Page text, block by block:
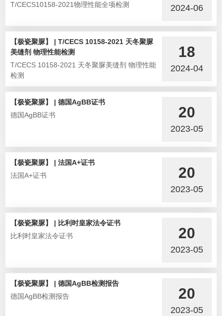
T/CECS10158-2021物理性能全项检测
2024-06
【极瓷聚脲】 | T/CECS 10158-2021 天冬聚脲
美缝剂 物理性能检测
T/CECS 10158-2021 天冬聚脲美缝剂 物理性能
检测
18
2024-04
【极瓷聚脲】 | 德国AgBB证书
德国AgBB证书
20
2023-05
【极瓷聚脲】 | 法国A+证书
法国A+证书
20
2023-05
【极瓷聚脲】 | 比利时皇家法令证书
比利时皇家法令证书
20
2023-05
【极瓷聚脲】 | 德国AgBB检测报告
德国AgBB检测报告
20
2023-05